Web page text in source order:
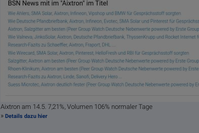
Aixtron am 14.5. 7,21%, Volumen 106% normaler Tage
»Details dazu hier